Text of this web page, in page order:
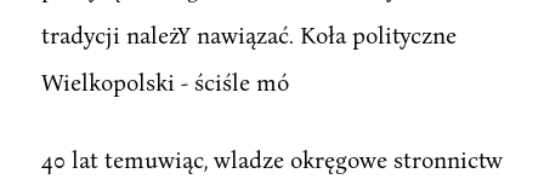
tradycji należY nawiązać. Koła polityczne
Wielkopolski - ściśle mó
40 lat temuwiąc, wladze okręgowe stronnictw